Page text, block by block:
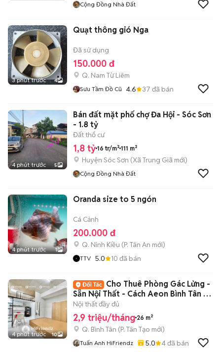
Cộng Đồng Nhà Đất
3 phút trước 4
Quạt thông gió Nga
Đã sử dụng
150.000 đ
Q. Nam Từ Liêm
Sưu Tầm Đồ Cũ 4.6 37 đã bán
4 phút trước 5
Bán đất mặt phố chợ Đa Hội - Sóc Sơn
- 1.8 tỷ
Đất thổ cư
1,8 tỷ 16 tr/m² 111 m²
Huyện Sóc Sơn (Xã Trung Giã mới)
Cộng Đồng Nhà Đất
4 phút trước 1
Oranda size to 5 ngón
Cá Cảnh
200.000 đ
Q. Ninh Kiều (P. Tân An mới)
TTV 5.0 10 đã bán
4 phút trước 10
Cho Thuê Phòng Gác Lửng -
Sẵn Nội Thất - Cách Aeon Bình Tân 5-
7P Đi Xe
Nội thất đầy đủ
2,9 triệu/tháng 26 m²
Q. Bình Tân (P. Tân Tạo mới)
Tuấn Anh HiFriendz 5.0 4đã bán